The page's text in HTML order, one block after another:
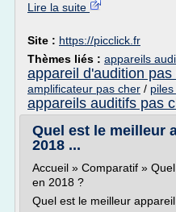
Lire la suite
Site : https://picclick.fr
Thèmes liés : appareils
appareil d'audition pas
amplificateur pas cher /
appareils auditifs pas
Quel est le meilleur
2018 ...
Accueil » Comparatif »
en 2018 ?
Quel est le meilleur